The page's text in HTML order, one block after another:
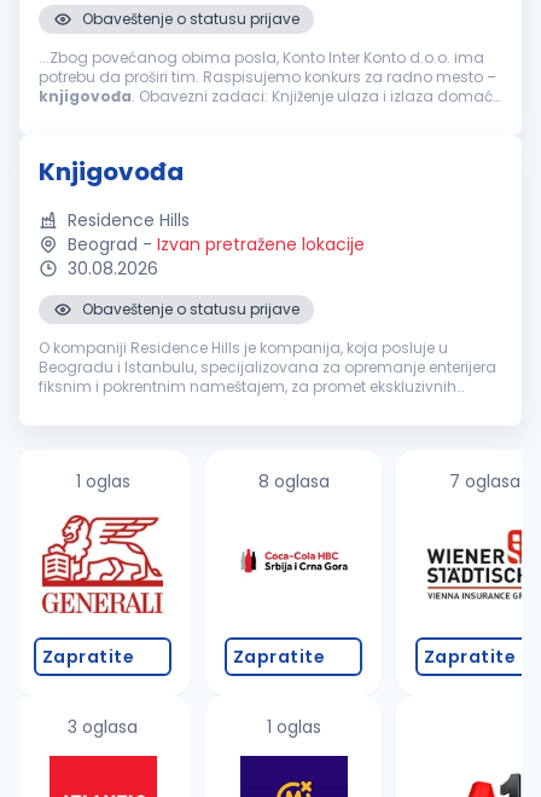
Obaveštenje o statusu prijave
...Zbog povećanog obima posla, Konto Inter Konto d.o.o. ima
potrebu da proširi tim. Raspisujemo konkurs za radno mesto –
knjigovođa. Obavezni zadaci: Knjiženje ulaza i izlaza domaće
Knjigovođa
Residence Hills
Beograd - Izvan pretražene lokacije
30.08.2026
Obaveštenje o statusu prijave
O kompaniji Residence Hills je kompanija, koja posluje u
Beogradu i Istanbulu, specijalizovana za opremanje enterijera
fiksnim i pokrentnim nameštajem, za promet ekskluzivnih
profesionaln...
1 oglas
Zapratite
3 oglasa
8 oglasa
Zapratite
1 oglas
7 oglasa
Zapratite